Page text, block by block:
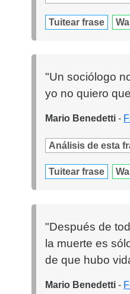
Tuitear frase
"Un sociólogo
yo no quiero
Mario Benedetti -
Análisis de esta
Tuitear frase
"Después de
la muerte es
de que hubo
Mario Benedetti -